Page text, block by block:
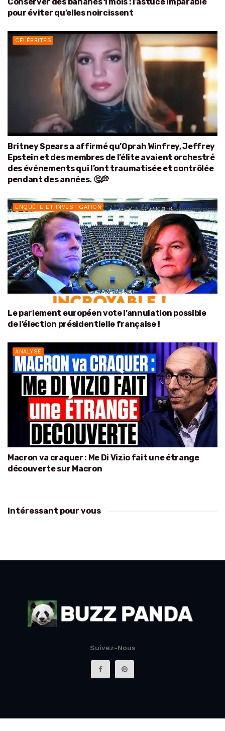
pour éviter qu’elles noircissent
CÉLÉBRITÉS
Britney Spears a affirmé qu’Oprah Winfrey, Jeffrey
Epstein et des membres de l’élite avaient orchestré
des événements qui l’ont traumatisée et contrôlée
pendant des années. 🤔💭
ENQUÊTE ET INVESTIGATION
Le parlement européen vote l’annulation possible
de l’élection présidentielle française !
ANALYSE
Macron va craquer : Me Di Vizio fait une étrange
découverte sur Macron
Intéressant pour vous
Suivez-Nous